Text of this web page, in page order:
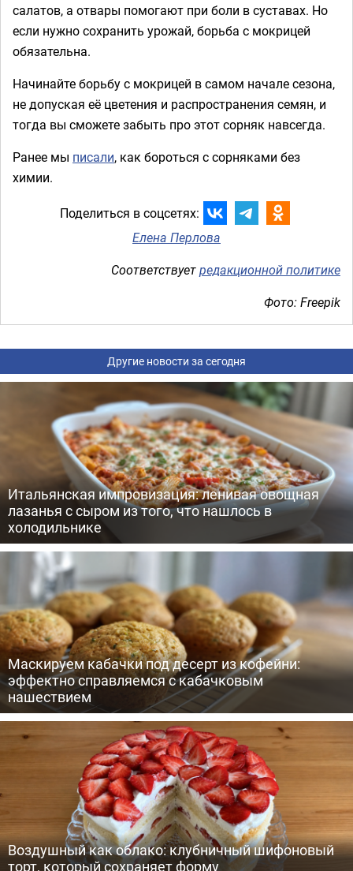
салатов, а отвары помогают при боли в суставах. Но
если нужно сохранить урожай, борьба с мокрицей
обязательна.
Начинайте борьбу с мокрицей в самом начале сезона,
не допуская её цветения и распространения семян, и
тогда вы сможете забыть про этот сорняк навсегда.
Ранее мы писали, как бороться с сорняками без
химии.
Поделиться в соцсетях:
Елена Перлова
Соответствуетредакционной политике
Фото: Freepik
Другие новости за сегодня
Итальянская импровизация: ленивая овощная
лазанья с сыром из того, что нашлось в
холодильнике
Маскируем кабачки под десерт из кофейни:
эффектно справляемся с кабачковым
нашествием
Воздушный как облако: клубничный шифоновый
торт, который сохраняет форму